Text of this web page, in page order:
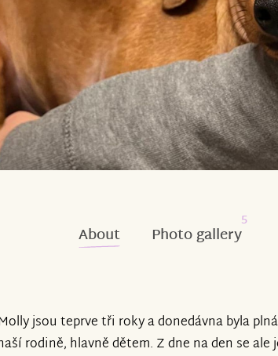
About Photo gallery
5
jsou teprve tři roky a donedávna byla
rodině, hlavně dětem. Z dne na den se